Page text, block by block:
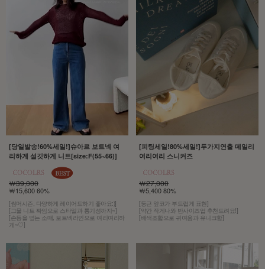
[당일발송!60%세일!]슈아르 보트넥 여
리하게 설깃하게 니트[size:F(55~66)]
￦39,000
￦15,600 60%
[썸머시즌, 다양하게 레이어드하기 좋아요:)]
[그물 니트 짜임으로 스타일과 통기성까지~]
[손등을 덮는 소매, 보트넥라인으로 여리여리하
게~♡]
[피팅세일!80%세일!]두가지연출 데일리
여리여리 스니커즈
￦27,000
￦5,400 80%
[둥근 앞코가 부드럽게 표현]
[약간 작게나와 반사이즈업 추천드려요!]
[배색조합으로 귀여움과 유니크함]